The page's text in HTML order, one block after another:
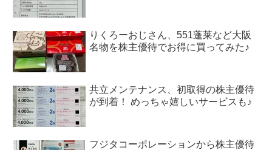
りくろーおじさん、551蓬莱など大阪
名物を株主優待でお得に買ってみた♪
共立メンテナンス、初取得の株主優待
が到着！ めっちゃ嬉しいサービスも♪
フジタコーポレーションから株主優待